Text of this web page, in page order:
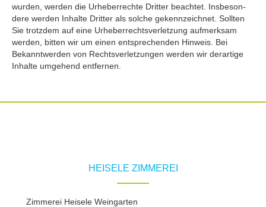
wur­den, wer­den die Urhe­ber­rech­te Drit­ter beach­tet. Ins­be­son­
de­re wer­den Inhal­te Drit­ter als sol­che gekenn­zeich­net. Soll­ten
Sie trotz­dem auf eine Urhe­ber­rechts­ver­let­zung auf­merk­sam
wer­den, bit­ten wir um einen ent­spre­chen­den Hin­weis. Bei
Bekannt­wer­den von Rechts­ver­let­zun­gen wer­den wir der­ar­ti­ge
Inhal­te umge­hend ent­fer­nen.
HEISELE ZIMMEREI
Zimmerei Heisele Weingarten